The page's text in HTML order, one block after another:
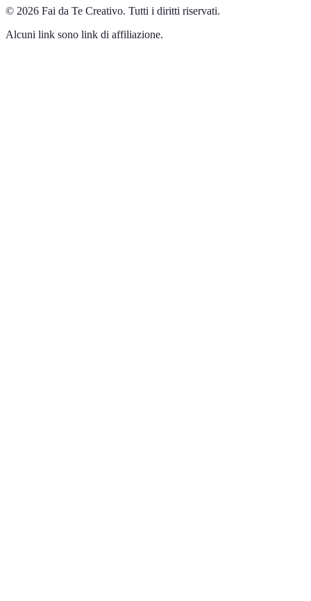
© 2026 Fai da Te Creativo. Tutti i diritti riservati.
Alcuni link sono link di affiliazione.